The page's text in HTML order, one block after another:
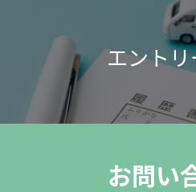
エント
お問い